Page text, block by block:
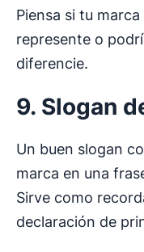
Piensa si tu
represente o
diferencie.
9. Slogan
Un buen slogan
marca en una
Sirve como
declaración de